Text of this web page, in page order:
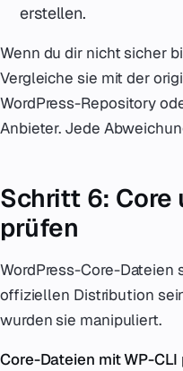
erstellen.
Wenn du dir nicht sicher
Vergleiche sie mit der
WordPress-Repository
Anbieter. Jede
Schritt 6: Core
prüfen
WordPress-Core-Dateien
offiziellen Distribution
wurden sie manipuliert.
Core-Dateien mit WP-CLI